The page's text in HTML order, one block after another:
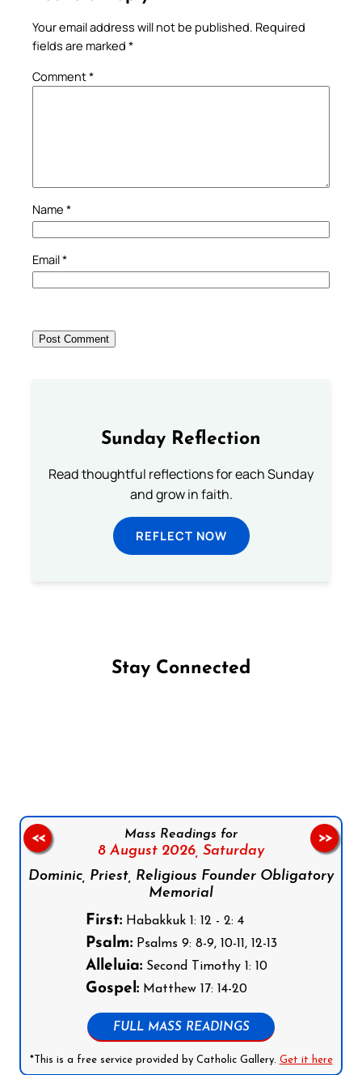
Your email address will not be published. Required
fields are marked *
Comment*
Name *
Email*
Sunday Reflection
Read thoughtful reflections for each Sunday
and grow in faith.
REFLECT NOW
Stay Connected
Mass Readings for
8 August 2026, Saturday
Dominic, Priest, Religious Founder Obligatory
Memorial
First:Habakkuk 1: 12 - 2: 4
Psalm:Psalms 9: 8-9, 10-11, 12-13
Alleluia:Second Timothy 1: 10
Gospel:Matthew 17: 14-20
FULL MASS READINGS
*This is a free service provided by Catholic Gallery. Get it here
<< >>